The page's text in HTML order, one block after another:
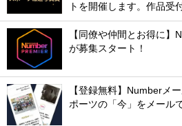
トを開催します。作品受
【同僚や仲間とお得に】
が募集スタート！
【登録無料】Numberメ
ポーツの「今」をメール